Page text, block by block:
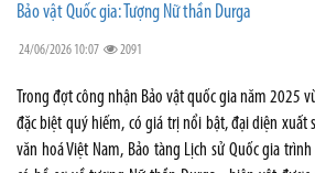
Bảo vật Quốc gia: Tượng Nữ thần Durga
24/06/2026 10:07 2091
Trong đợt công nhận Bảo vật quốc gia năm 2025
đặc biệt quý hiếm, có giá trị nổi bật, đại diện xuất
văn hoá Việt Nam, Bảo tàng Lịch sử Quốc gia